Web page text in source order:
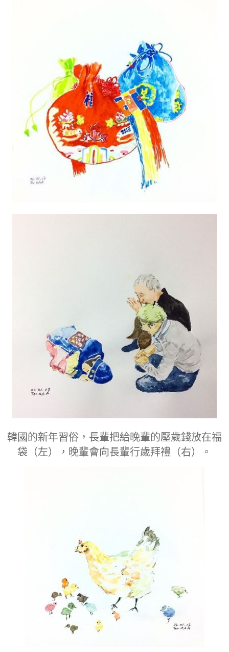
韓國的新年習俗，長輩把給晚輩的壓歲錢放在福
袋（左），晚輩會向長輩行歲拜禮（右）。